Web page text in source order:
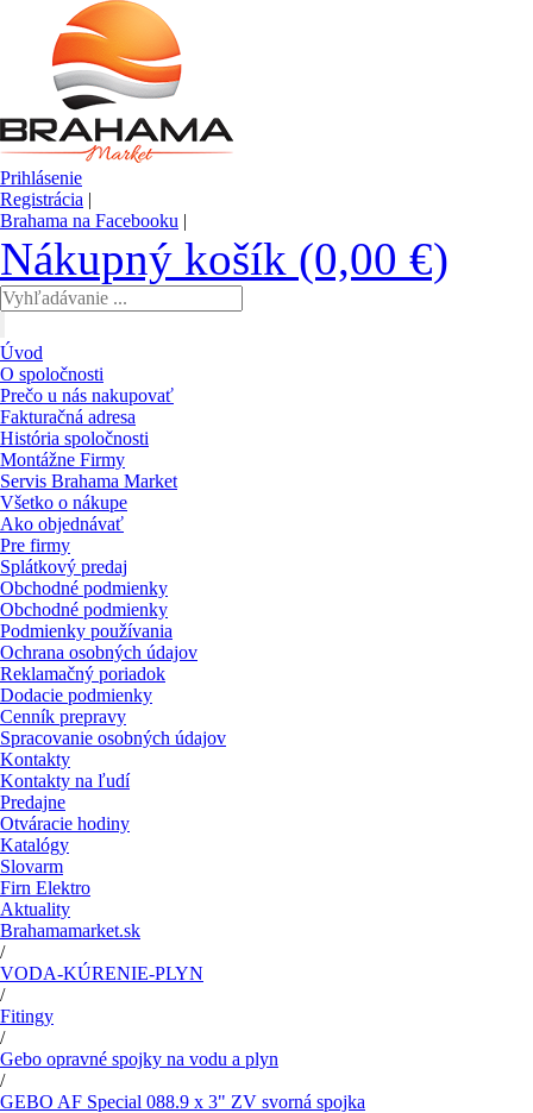
Prihlásenie
Registrácia |
Brahama na Facebooku |
Nákupný košík (0,00 €)
Úvod
O spoločnosti
Prečo u nás nakupovať
Fakturačná adresa
História spoločnosti
Montážne Firmy
Servis Brahama Market
Všetko o nákupe
Ako objednávať
Pre firmy
Splátkový predaj
Obchodné podmienky
Obchodné podmienky
Podmienky používania
Ochrana osobných údajov
Reklamačný poriadok
Dodacie podmienky
Cenník prepravy
Spracovanie osobných údajov
Kontakty
Kontakty na ľudí
Predajne
Otváracie hodiny
Katalógy
Slovarm
Firn Elektro
Aktuality
Brahamamarket.sk
/
VODA-KÚRENIE-PLYN
/
Fitingy
/
Gebo opravné spojky na vodu a plyn
/
GEBO AF Special 088.9 x 3" ZV svorná spojka